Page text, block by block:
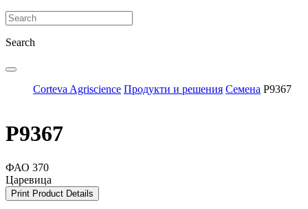
Search
Corteva Agriscience Продукти и решения Семена P9367
P9367
ФАО 370
Царевица
Print Product Details